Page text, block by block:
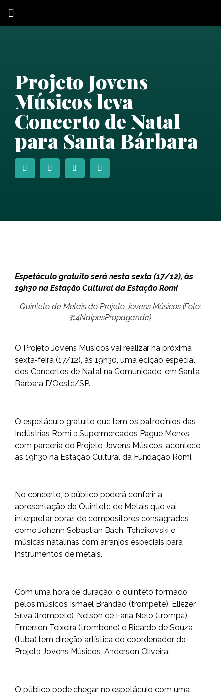
Projeto Jovens
Músicos leva
Concerto de Natal
para Santa Bárbara
Espetáculo gratuito será nesta sexta (17/12), às
19h30 na Estação Cultural da Estação Romi
Quinteto de Metais do Projeto Jovens Músicos (Foto:
@4NaipesPropaganda)
O Projeto Jovens Músicos vai realizar na próxima
sexta-feira (17/12), às 19h30, uma edição especial
dos Concertos de Natal na Comunidade, em Santa
Bárbara D’Oeste/SP.
O espetáculo gratuito que tem os patrocínios das
Indústrias Romi e Supermercados Pague Menos
com parceria do Projeto Jovens Músicos, acontece
às 19h30 na Estação Cultural da Fundação Romi.
No concerto, o público poderá conferir a
apresentação do Quinteto de Metais que vai
interpretar obras de compositores consagrados
como Johann Sebastian Bach, Tchaikovski e
músicas natalinas com arranjos especiais para
instrumentos de metais.
Com uma hora de duração, o quinteto formado
pelos músicos Ismael Brandão (trompete), Eliezer
Silva (trompete), Nelson de Faria Neto (trompa),
Emerson Teixeira (trombone) e Ricardo de Souza
(tuba) tem direção artística do coordenador do
Projeto Jovens Músicos, Anderson Oliveira.
O público pode chegar no espetáculo com uma